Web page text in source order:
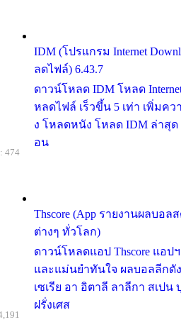
IDM (โปรแกรม Internet
ลดไฟล์) 6.43.7
ดาวน์โหลด IDM โหลด
หลดไฟล์ เร็วขึ้น 5 เท่า เพิ่มค
ง โหลดหนัง โหลด IDM ล่าสุด
อน
Thscore (App รายงานผลบอ
ต่างๆ ทั่วโลก)
ดาวน์โหลดแอป Thscore แอป
และแม่นยำทันใจ ผลบอลลีกดั
เซเรีย อา อิตาลี ลาลีกา สเปน
ฝรั่งเศส
474